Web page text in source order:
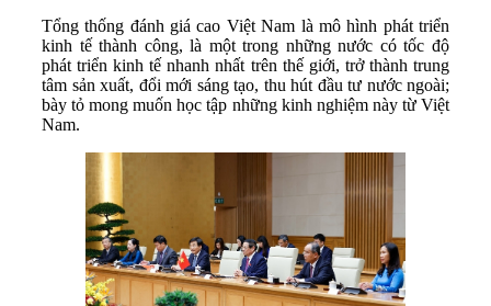
Tổng thống đánh giá cao Việt Nam là mô hình phát triển
kinh tế thành công, là một trong những nước có tốc độ
phát triển kinh tế nhanh nhất trên thế giới, trở thành trung
tâm sản xuất, đổi mới sáng tạo, thu hút đầu tư nước ngoài;
bày tỏ mong muốn học tập những kinh nghiệm này từ Việt
Nam.